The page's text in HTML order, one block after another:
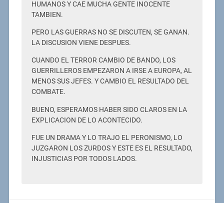
HUMANOS Y CAE MUCHA GENTE INOCENTE
TAMBIEN.
PERO LAS GUERRAS NO SE DISCUTEN, SE GANAN.
LA DISCUSION VIENE DESPUES.
CUANDO EL TERROR CAMBIO DE BANDO, LOS
GUERRILLEROS EMPEZARON A IRSE A EUROPA, AL
MENOS SUS JEFES. Y CAMBIO EL RESULTADO DEL
COMBATE.
BUENO, ESPERAMOS HABER SIDO CLAROS EN LA
EXPLICACION DE LO ACONTECIDO.
FUE UN DRAMA Y LO TRAJO EL PERONISMO, LO
JUZGARON LOS ZURDOS Y ESTE ES EL RESULTADO,
INJUSTICIAS POR TODOS LADOS.